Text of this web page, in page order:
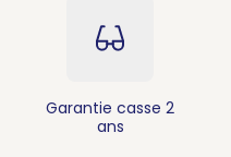
Garantie casse 2
ans